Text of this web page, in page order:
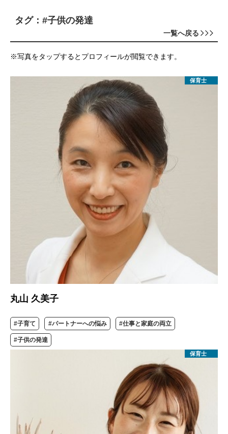
タグ：#子供の発達
一覧へ戻る
※写真をタップするとプロフィールが閲覧できます。
保育士
丸山 久美子
#子育て #パートナーへの悩み #仕事と家庭の両立
#子供の発達
保育士